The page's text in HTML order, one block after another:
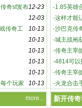
12-23
奇sf发布
12-03
10-13
传奇工
10-13
10-13
10-13
10-13
10-13
个玩家
5英雄合击
·1.85英雄
·这样才能
·沙巴克传
·城主战袍
动详解
·传奇主宰
·4814可
021 官方
·传奇主宰
奇主
·火龙合击
游 都
more... 新开传